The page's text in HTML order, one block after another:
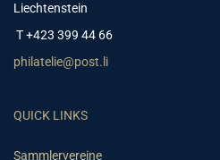
Liechtenstein
T +423 399 44 66
philatelie@post.li
QUICK LINKS
Sammlervereine